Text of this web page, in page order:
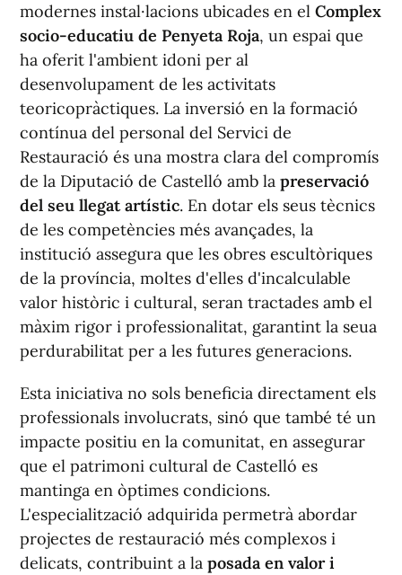
modernes instal·lacions ubicades en el Complex
socio-educatiu de Penyeta Roja, un espai que
ha oferit l'ambient idoni per al
desenvolupament de les activitats
teoricopràctiques. La inversió en la formació
contínua del personal del Servici de
Restauració és una mostra clara del compromís
de la Diputació de Castelló amb la preservació
del seu llegat artístic. En dotar els seus tècnics
de les competències més avançades, la
institució assegura que les obres escultòriques
de la província, moltes d'elles d'incalculable
valor històric i cultural, seran tractades amb el
màxim rigor i professionalitat, garantint la seua
perdurabilitat per a les futures generacions.
Esta iniciativa no sols beneficia directament els
professionals involucrats, sinó que també té un
impacte positiu en la comunitat, en assegurar
que el patrimoni cultural de Castelló es
mantinga en òptimes condicions.
L'especialització adquirida permetrà abordar
projectes de restauració més complexos i
delicats, contribuint a la posada en valor i